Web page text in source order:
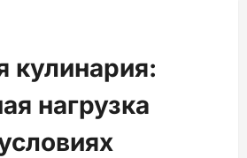
кулинария:
нагрузка